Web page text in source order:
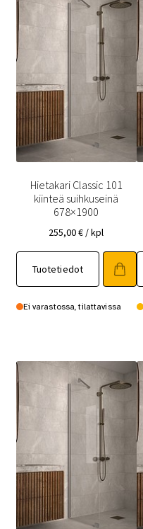
Hietakari Classic 101
kiinteä suihkuseinä
678×1900
255,00€ / kpl
Tuotetiedot
Ei varastossa, tilattavissa